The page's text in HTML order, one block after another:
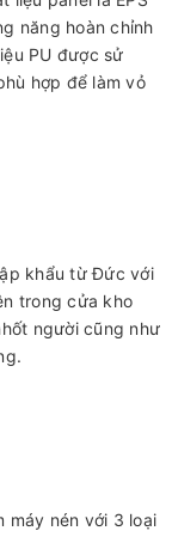
năng hoàn chỉnh
PU được sử
hợp để làm vỏ
khẩu từ Đức với
trong cửa kho
người cũng như
máy nén với 3 loại